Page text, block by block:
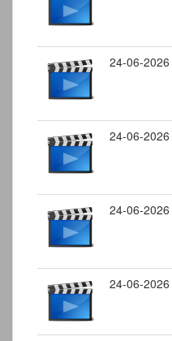
24-06-2026
24-06-2026
24-06-2026
24-06-2026